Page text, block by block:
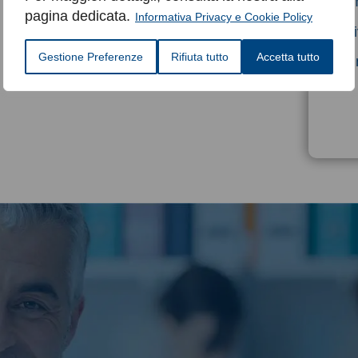
pagina dedicata. Informativa Privacy e Cookie Policy
Gestione Preferenze Rifiuta tutto Accetta tutto